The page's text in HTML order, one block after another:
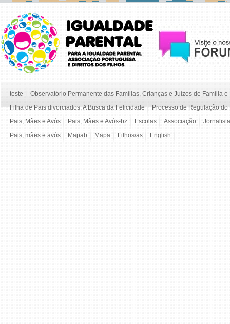
teste
Observatório Permanente das Famílias, Crianças e Juízos de Família e
Filha de Pais divorciados, A Busca da Felicidade
Processo de Regulação
Pais, Mães e Avós
Pais, Mães e Avós-bz Escolas Associação
Pais, mães e avós
Mapab Mapa Filhos/as English